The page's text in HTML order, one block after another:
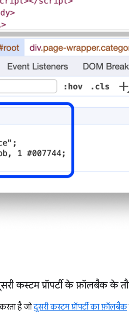
कस्टम प्रॉपर्टी के फ़ॉलबैक के
है जोदूसरी कस्टम प्रॉपर्टी का फ़ॉलबैक